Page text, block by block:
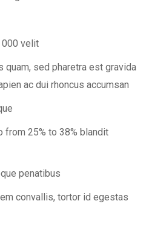
000 velit
quam, sed pharetra est gravida
ac dui rhoncus accumsan
from 25% to 38% blandit
penatibus
convallis, tortor id egestas